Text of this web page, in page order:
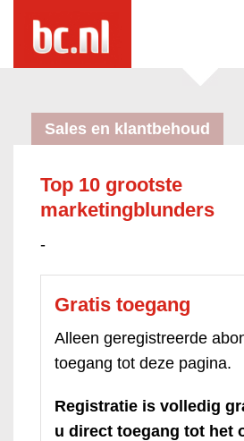
Sales en klantbehoud
Top 10 grootste
marketingblunders
-
Gratis toegang
Alleen geregistreerde
toegang tot deze pagina.
Registratie is volledig
u direct toegang tot het